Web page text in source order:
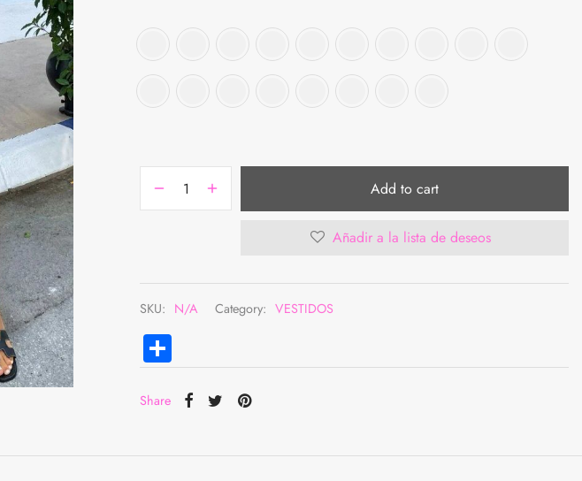
Add to cart
Añadir a la lista de deseos
SKU: N/A Category: VESTIDOS
Share